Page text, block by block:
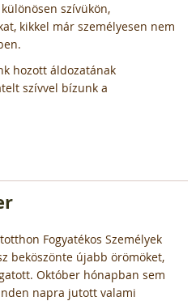
szívükön,
kikkel már személyesen nem
hozott áldozatának
szívvel bízunk a
Fogyatékos Személyek
beköszönte újabb örömöket,
Október hónapban sem
napra jutott valami